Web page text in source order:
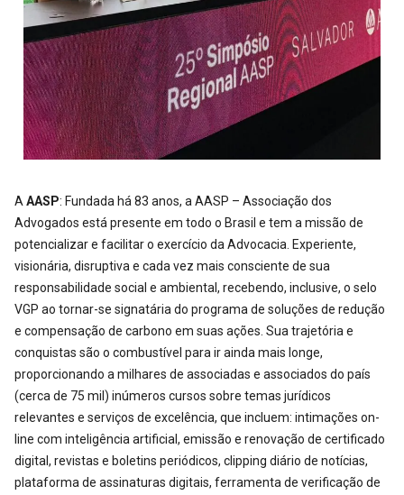
A AASP: Fundada há 83 anos, a AASP – Associação dos
Advogados está presente em todo o Brasil e tem a missão de
potencializar e facilitar o exercício da Advocacia. Experiente,
visionária, disruptiva e cada vez mais consciente de sua
responsabilidade social e ambiental, recebendo, inclusive, o selo
VGP ao tornar-se signatária do programa de soluções de redução
e compensação de carbono em suas ações. Sua trajetória e
conquistas são o combustível para ir ainda mais longe,
proporcionando a milhares de associadas e associados do país
(cerca de 75 mil) inúmeros cursos sobre temas jurídicos
relevantes e serviços de excelência, que incluem: intimações on-
line com inteligência artificial, emissão e renovação de certificado
digital, revistas e boletins periódicos, clipping diário de notícias,
plataforma de assinaturas digitais, ferramenta de verificação de